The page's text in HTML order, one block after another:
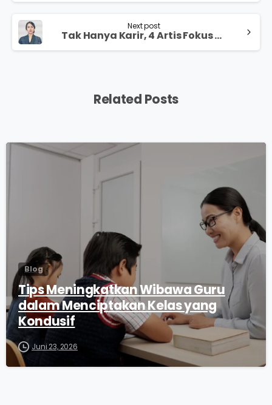
Next post
Tak Hanya Karir, 4 Artis Fokus Pendidikan
Related Posts
Blog
Tips Meningkatkan Wibawa Guru
dalam Menciptakan Kelas yang
Kondusif
Juni 23, 2026